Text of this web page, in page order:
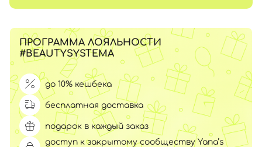
ПРОГРАММА ЛОЯЛЬНОСТИ
#BEAUTYSYSTEMA
до 10% кешбека
бесплатная доставка
подарок в каждый заказ
доступ к закрытому сообществу Yana’s